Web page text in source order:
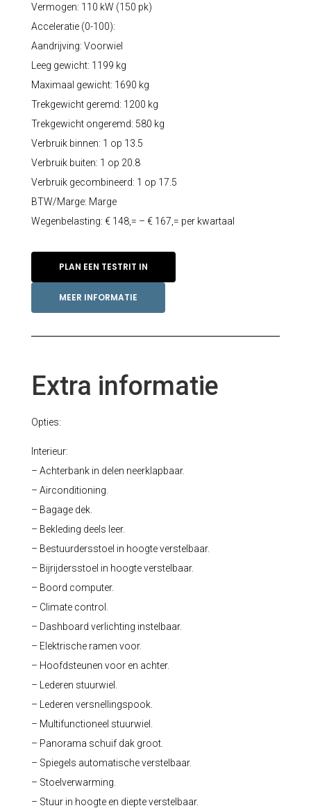
Vermogen: 110 kW (150 pk)
Acceleratie (0-100):
Aandrijving: Voorwiel
Leeg gewicht: 1199 kg
Maximaal gewicht: 1690 kg
Trekgewicht geremd: 1200 kg
Trekgewicht ongeremd: 580 kg
Verbruik binnen: 1 op 13.5
Verbruik buiten: 1 op 20.8
Verbruik gecombineerd: 1 op 17.5
BTW/Marge: Marge
Wegenbelasting: € 148,= – € 167,= per kwartaal
PLAN EEN TESTRIT IN
MEER INFORMATIE
Extra informatie
Opties:
Interieur:
– Achterbank in delen neerklapbaar.
– Airconditioning.
– Bagage dek.
– Bekleding deels leer.
– Bestuurdersstoel in hoogte verstelbaar.
– Bijrijdersstoel in hoogte verstelbaar.
– Boord computer.
– Climate control.
– Dashboard verlichting instelbaar.
– Elektrische ramen voor.
– Hoofdsteunen voor en achter.
– Lederen stuurwiel.
– Lederen versnellingspook.
– Multifunctioneel stuurwiel.
– Panorama schuif dak groot.
– Spiegels automatische verstelbaar.
– Stoelverwarming.
– Stuur in hoogte en diepte verstelbaar.